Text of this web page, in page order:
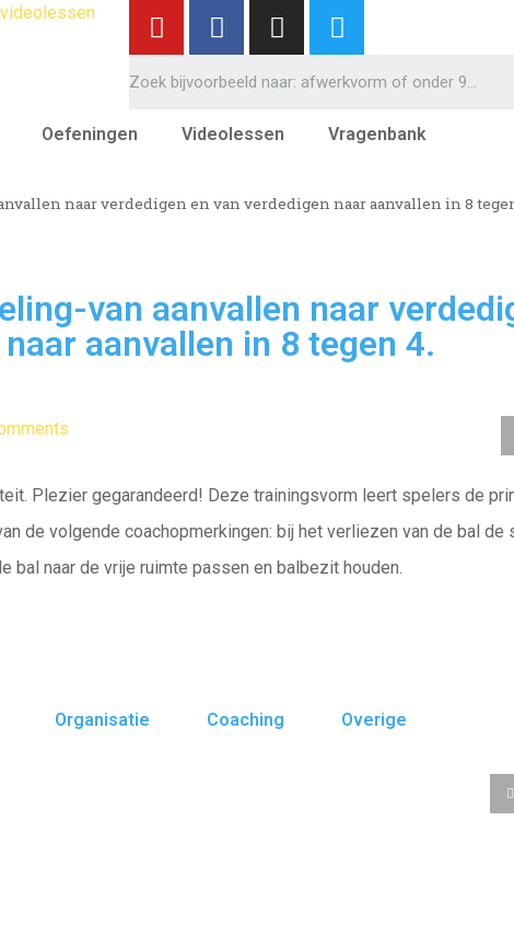
Oefeningen Videolessen Vragenbank
naar verdedigen en van verdedigen naar aanvallen in 8
van aanvallen naar
aanvallen in 8 tegen 4.
Plezier gegarandeerd! Deze trainingsvorm leert spelers de
de volgende coachopmerkingen: bij het verliezen van de bal de
bal naar de vrije ruimte passen en balbezit houden.
Organisatie Coaching Overige